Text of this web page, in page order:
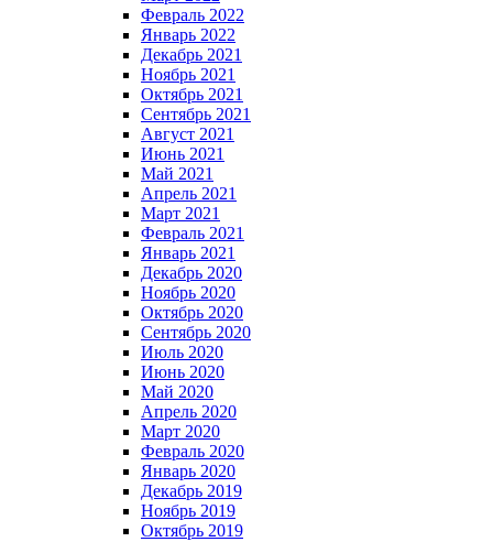
Февраль 2022
Январь 2022
Декабрь 2021
Ноябрь 2021
Октябрь 2021
Сентябрь 2021
Август 2021
Июнь 2021
Май 2021
Апрель 2021
Март 2021
Февраль 2021
Январь 2021
Декабрь 2020
Ноябрь 2020
Октябрь 2020
Сентябрь 2020
Июль 2020
Июнь 2020
Май 2020
Апрель 2020
Март 2020
Февраль 2020
Январь 2020
Декабрь 2019
Ноябрь 2019
Октябрь 2019